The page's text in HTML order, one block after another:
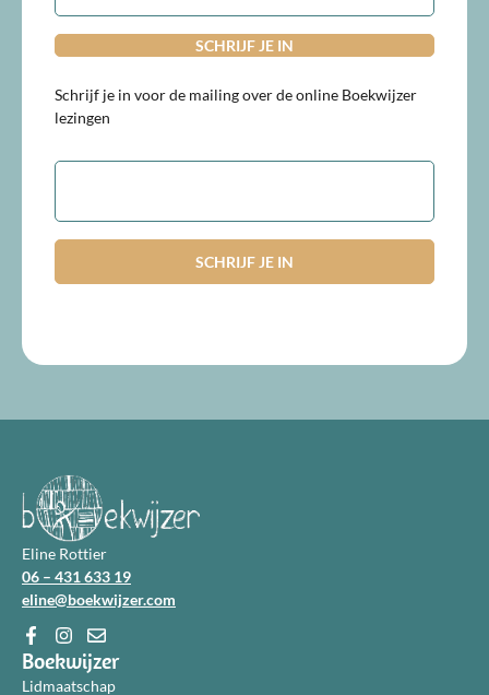
Schrijf je in voor de mailing over de online Boekwijzer
lezingen
E-
Eline Rottier
06 – 431 633 19
eline@boekwijzer.com
Boekwijzer
Lidmaatschap